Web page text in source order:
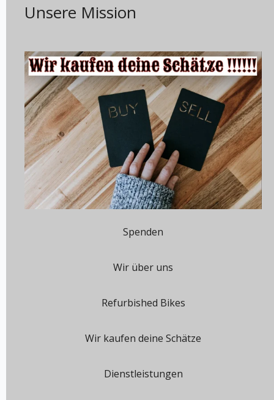
Unsere Mission
Spenden
Wir über uns
Refurbished Bikes
Wir kaufen deine Schätze
Dienstleistungen